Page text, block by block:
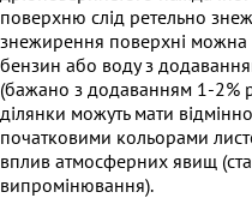
поверхню слід ретельно
знежирення поверхні можна
бензин або воду з
(бажано з додаванням 1-2%
ділянки можуть мати
початковими кольорами
вплив атмосферних явищ
випромінювання).